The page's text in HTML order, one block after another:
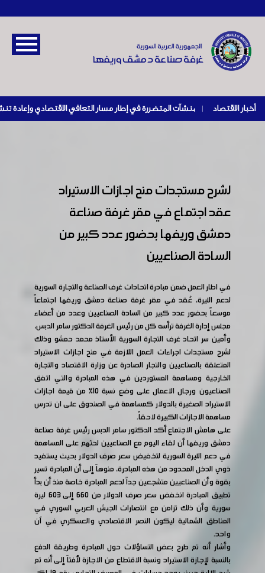
أخبار الاقتصاد |
لشرح مستجدات منح اجازات الاستيراد
عقد اجتماع في مقر غرفة صناعة
دمشق وريفها بحضور عدد كبير من
السادة الصناعيين
في اطار العمل ضمن مبادرة اتحادات غرف الصناعة والتجارة السورية
لدعم الليرة، عُقد في مقر غرفة صناعة دمشق وريفها اجتماعاً
موسعاً بحضور عدد كبير من السادة الصناعيين وعدد من أعضاء
مجلس إدارة الغرفة ترأسه كل من رئيس الغرفة الدكتور سامر الدبس،
وأمين سر اتحاد غرف التجارة السورية الأستاذ محمد حمشو وذلك
لشرح مستجدات اجراءات العمل اللازمة في منح اجازات الاستيراد
المتعلقة بالصناعيين والتجار الصادرة عن وزارة الاقتصاد والتجارة
الخارجية ومساهمة المستوردين في هذه المبادرة والتي اتفق
الصناعيون ورجال الاعمال على وضع نسبة 10% من قيمة اجازات
الاستيراد الصغيرة بالدولار كمساهمة في الصندوق على ان تدرس
مساهمة الاجازات الكبيرة لاحقاً.
على هامش الاجتماع أكد الدكتور سامر الدبس رئيس غرفة صناعة
دمشق وريفها أن لقاء اليوم مع الصناعيين لحثهم على المساهمة
في دعم الليرة السورية لتخفيض سعر صرف الدولار بحيث يستفيد
ذوي الدخل المحدود من هذه المبادرة، منوهاَ إلى أن المبادرة تسير
بقوة وأن الصناعيين متشجعين جداً لدعم المبادرة خاصة منذ أن بدأ
تطبيق المبادرة انخفض سعر صرف الدولار من 660 إلى 603 ليرة
سورية وأن ذلك تزامن مع انتصارات الجيش العربي السوري في
المناطق الشمالية ليكون النصر الاقتصادي والعسكري في آن
واحد.
وأشار أنه تم طرح بعض التساؤلات حول المبادرة وطريقة الدفع
بالنسبة لإجازة الاستيراد ونسبة الاقتطاع من الاجازة لأفتاَ إلى أنه تم